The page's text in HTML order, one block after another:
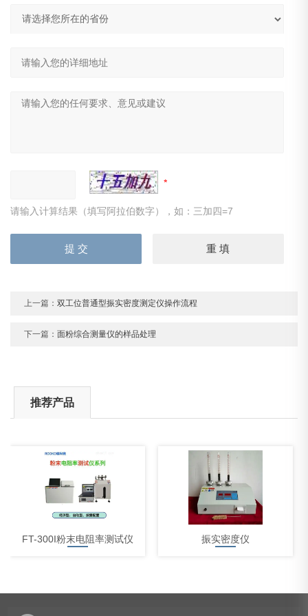
请输入计算结果（填写阿拉伯数字），如：三加四=7
上一篇：双工位普通型振实密度测定仪操作流程
下一篇：面粉综合测量仪的样品处理
推荐产品
FT-300I粉末电阻率测试仪 振实密度仪